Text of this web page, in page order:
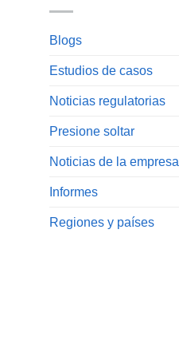
Blogs
Estudios de casos
Noticias regulatorias
Presione soltar
Noticias de la empresa
Informes
Regiones y países